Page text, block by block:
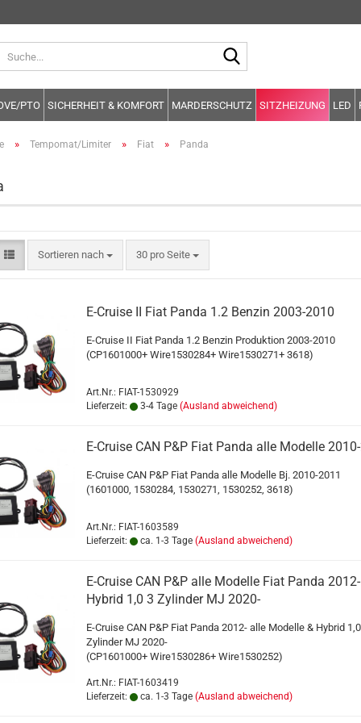
PTO SICHERHEIT & KOMFORT MARDERSCHUTZ SITZHEIZUNG LED
» Tempomat/Limiter » Fiat » Panda
Sortieren nach
Sortieren nach 30 pro Seite
pro Seite
E-Cruise II Fiat Panda 1.2 Benzin 2003-2010
E-Cruise II Fiat Panda 1.2 Benzin Produktion 2003-2010
(CP1601000+ Wire1530284+ Wire1530271+ 3618)
Art.Nr.: FIAT-1530929
Lieferzeit:
3-4 Tage (Ausland abweichend)
E-Cruise CAN P&P Fiat Panda alle Modelle
E-Cruise CAN P&P Fiat Panda alle Modelle Bj. 2010-2011
(1601000, 1530284, 1530271, 1530252, 3618)
Art.Nr.: FIAT-1603589
Lieferzeit:
ca. 1-3 Tage (Ausland abweichend)
E-Cruise CAN P&P alle Modelle Fiat Panda
Hybrid 1,0 3 Zylinder MJ 2020-
E-Cruise CAN P&P Fiat Panda 2012- alle Modelle & Hybrid
Zylinder MJ 2020-
(CP1601000+ Wire1530286+ Wire1530252)
Art.Nr.: FIAT-1603419
Lieferzeit:
ca. 1-3 Tage (Ausland abweichend)